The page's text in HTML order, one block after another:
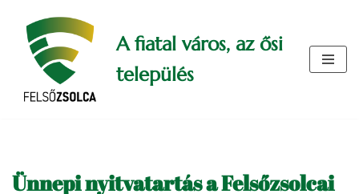
Skip
content
A fiatal város, az ősi
település
Ünnepi nyitvatartás a Felsőzsolcai